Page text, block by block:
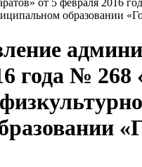
образовании
года № 268